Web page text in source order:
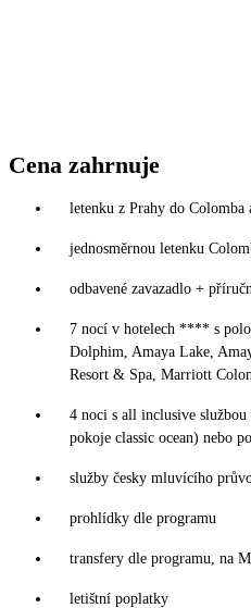
Cena zahrnuje
letenku z Prahy do Colomba
jednosměrnou letenku
odbavené zavazadlo +
7 nocí v hotelech **** s
Dolphim, Amaya Lake,
Resort & Spa, Marriott
4 noci s all inclusive
pokoje classic ocean) nebo
služby česky mluvícího
prohlídky dle programu
transfery dle programu, na
letištní poplatky